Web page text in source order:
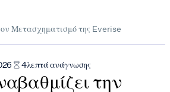
4λεπτά ανάγνωσης
την